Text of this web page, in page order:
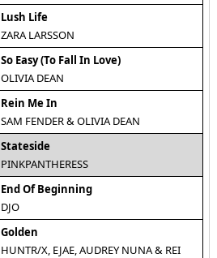
Lush Life
ZARA LARSSON
So Easy (To Fall In Love)
OLIVIA DEAN
Rein Me In
SAM FENDER & OLIVIA DEAN
Stateside
PINKPANTHERESS
End Of Beginning
DJO
Golden
HUNTR/X, EJAE, AUDREY NUNA & REI